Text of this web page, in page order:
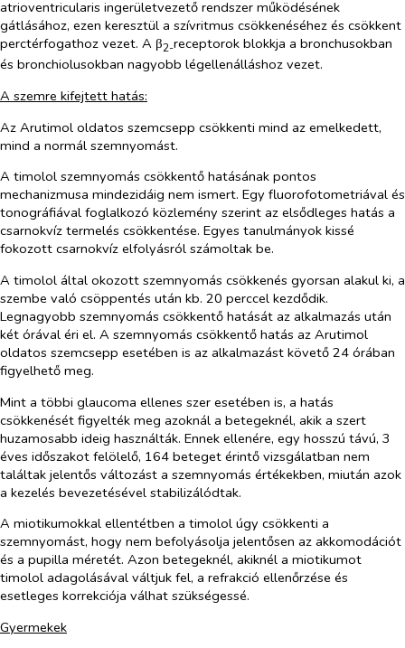
atrioventricularis ingerületvezető rendszer működésének
gátlásához, ezen keresztül a szívritmus csökkenéséhez és csökkent
perctérfogathoz vezet. A β2-receptorok blokkja a bronchusokban
és bronchiolusokban nagyobb légellenálláshoz vezet.
A szemre kifejtett hatás:
Az Arutimol oldatos szemcsepp csökkenti mind az emelkedett,
mind a normál szemnyomást.
A timolol szemnyomás csökkentő hatásának pontos
mechanizmusa mindezidáig nem ismert. Egy fluorofotometriával és
tonográfiával foglalkozó közlemény szerint az elsődleges hatás a
csarnokvíz termelés csökkentése. Egyes tanulmányok kissé
fokozott csarnokvíz elfolyásról számoltak be.
A timolol által okozott szemnyomás csökkenés gyorsan alakul ki, a
szembe való csöppentés után kb. 20 perccel kezdődik.
Legnagyobb szemnyomás csökkentő hatását az alkalmazás után
két órával éri el. A szemnyomás csökkentő hatás az Arutimol
oldatos szemcsepp esetében is az alkalmazást követő 24 órában
figyelhető meg.
Mint a többi glaucoma ellenes szer esetében is, a hatás
csökkenését figyelték meg azoknál a betegeknél, akik a szert
huzamosabb ideig használták. Ennek ellenére, egy hosszú távú, 3
éves időszakot felölelő, 164 beteget érintő vizsgálatban nem
találtak jelentős változást a szemnyomás értékekben, miután azok
a kezelés bevezetésével stabilizálódtak.
A miotikumokkal ellentétben a timolol úgy csökkenti a
szemnyomást, hogy nem befolyásolja jelentősen az akkomodációt
és a pupilla méretét. Azon betegeknél, akiknél a miotikumot
timolol adagolásával váltjuk fel, a refrakció ellenőrzése és
esetleges korrekciója válhat szükségessé.
Gyermekek